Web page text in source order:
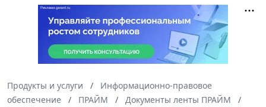
Продукты и услуги
Информационно-правовое
обеспечение
ПРАЙМ
Документы ленты ПРАЙМ